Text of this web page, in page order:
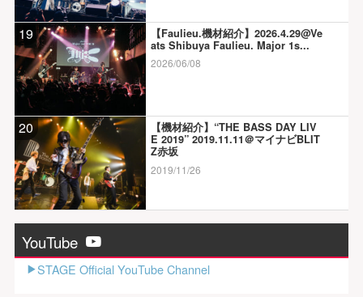
19
【Faulieu.機材紹介】2026.4.29@Ve
ats Shibuya Faulieu. Major 1s...
2026/06/08
20
【機材紹介】“THE BASS DAY LIV
E 2019” 2019.11.11＠マイナビBLIT
Z赤坂
2019/11/26
YouTube
STAGE Official YouTube Channel